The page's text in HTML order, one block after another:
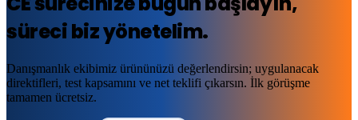
süreci biz yönetelim.
Danışmanlık ekibimiz ürününüzü değerlendirsin; uygulanacak
direktifleri, test kapsamını ve net teklifi çıkarsın. İlk görüşme
tamamen ücretsiz.